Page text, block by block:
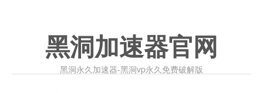
黑洞加速器官网
黑洞永久加速器-黑洞vp永久免费破解版